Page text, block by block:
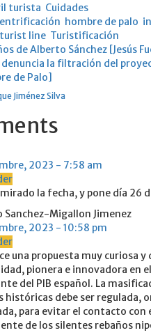
turista Cuidades
hombre de palo
turist line Turistificación
de Alberto Sánchez [Jesús
denuncia la filtración del
de Palo]
Jiménez Silva
2023 - 7:58 am
mirado la fecha, y pone día 26
Sanchez-Migallon Jimenez
2023 - 10:58 pm
una propuesta muy curiosa y
pionera e innovadora en
del PIB español. La
históricas debe ser regulada,
para evitar el contacto con
de los silentes rebaños